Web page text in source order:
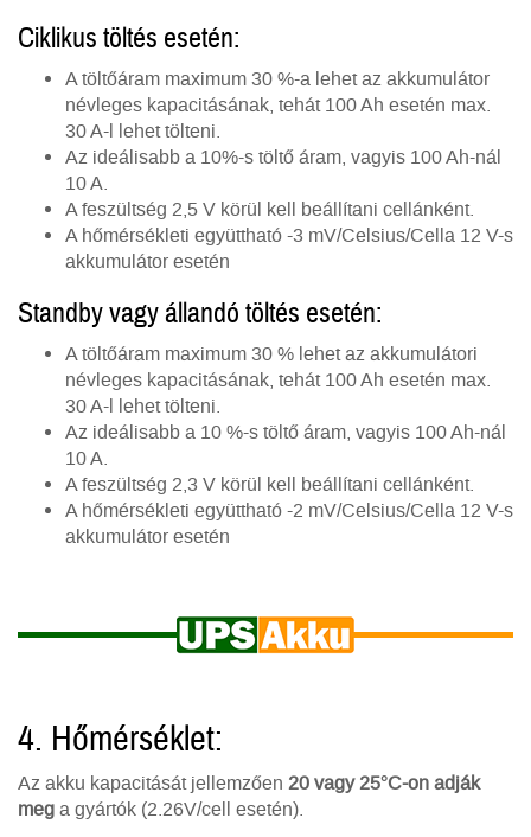
Ciklikus töltés esetén:
A töltőáram maximum 30 %-a lehet az akkumulátor
névleges kapacitásának, tehát 100 Ah esetén max.
30 A-l lehet tölteni.
Az ideálisabb a 10%-s töltő áram, vagyis 100 Ah-nál
10 A.
A feszültség 2,5 V körül kell beállítani cellánként.
A hőmérsékleti együttható -3 mV/Celsius/Cella 12 V-s
akkumulátor esetén
Standby vagy állandó töltés esetén:
A töltőáram maximum 30 % lehet az akkumulátori
névleges kapacitásának, tehát 100 Ah esetén max.
30 A-l lehet tölteni.
Az ideálisabb a 10 %-s töltő áram, vagyis 100 Ah-nál
10 A.
A feszültség 2,3 V körül kell beállítani cellánként.
A hőmérsékleti együttható -2 mV/Celsius/Cella 12 V-s
akkumulátor esetén
4. Hőmérséklet:
Az akku kapacitását jellemzően 20 vagy 25°C-on adják
mega gyártók (2.26V/cell esetén).